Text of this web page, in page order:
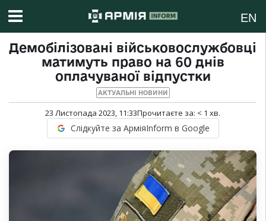
EN
Демобілізовані військовослужбовці
матимуть право на 60 днів
оплачуваної відпустки
АКТУАЛЬНІ НОВИНИ
23 Листопада 2023, 11:33Прочитаєте за: < 1 хв.
Слідкуйте за АрміяInform в Google